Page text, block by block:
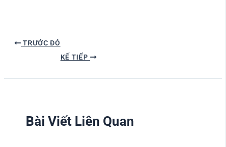
TRƯỚC ĐÓ
KẾ TIẾP
Bài Viết Liên Quan